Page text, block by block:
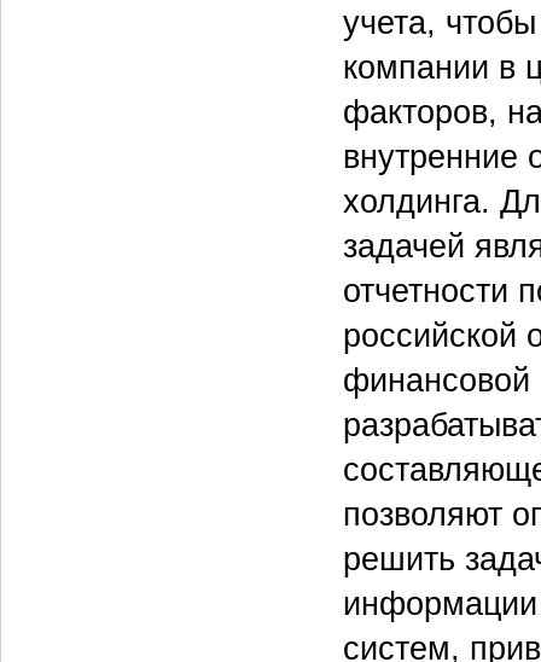
учета,
компании в
факторов,
внутренние
холдинга.
задачей
российской
финансовой
позволяют
решить
информации
систем,